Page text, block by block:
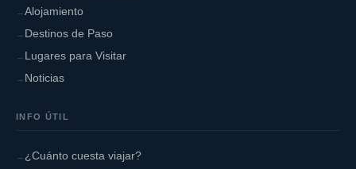
Alojamiento
Destinos de Paso
Lugares para Visitar
Noticias
INFO ÚTIL
¿Cuánto cuesta viajar?